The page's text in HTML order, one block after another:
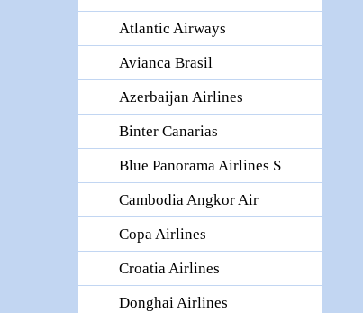
Atlantic Airways
Avianca Brasil
Azerbaijan Airlines
Binter Canarias
Blue Panorama Airlines S
Cambodia Angkor Air
Copa Airlines
Croatia Airlines
Donghai Airlines